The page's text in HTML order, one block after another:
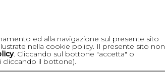
ed alla navigazione sul presente sito
nella cookie policy. Il presente sito non
. Cliccando sul bottone "accetta" o
cliccando il bottone).